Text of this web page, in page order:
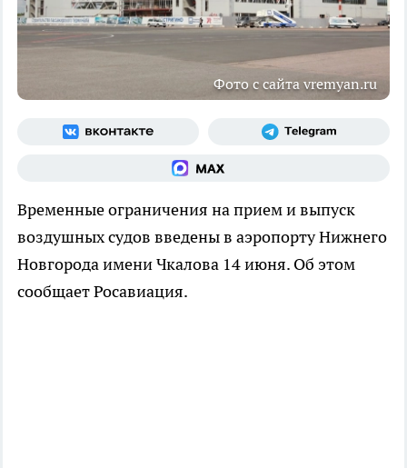
Фото с сайта vremyan.ru
Временные ограничения на прием и выпуск
воздушных судов введены в аэропорту Нижнего
Новгорода имени Чкалова 14 июня. Об этом
сообщает Росавиация.